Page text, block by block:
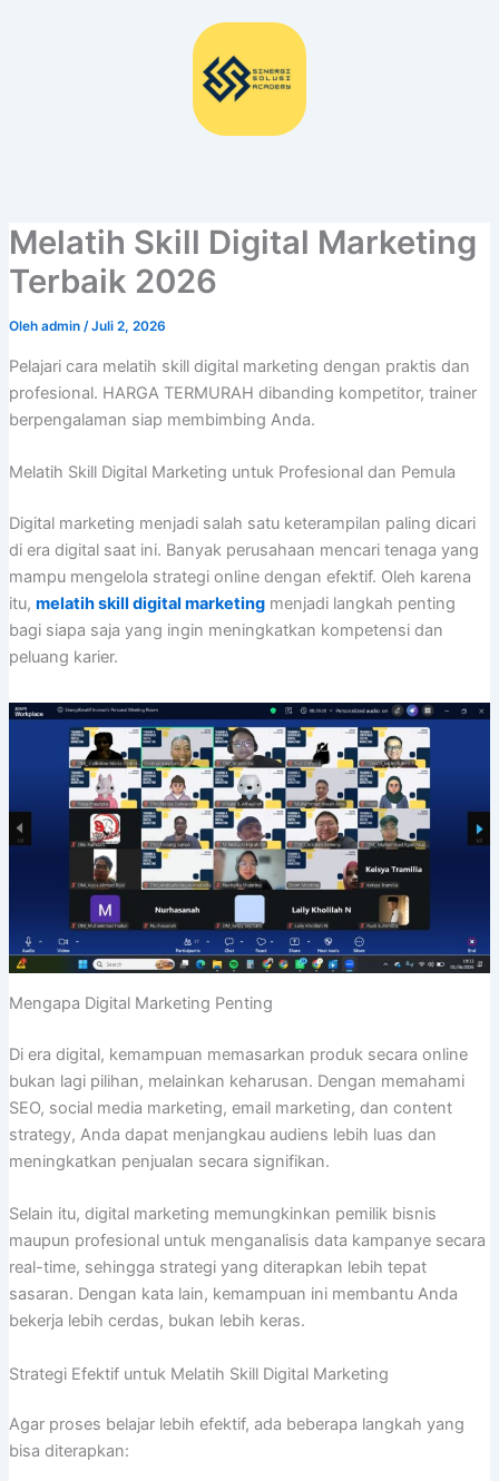
Melatih Skill Digital Marketing
Terbaik 2026
Oleh admin /Juli 2, 2026
Pelajari cara melatih skill digital marketing dengan praktis dan
profesional. HARGA TERMURAH dibanding kompetitor, trainer
berpengalaman siap membimbing Anda.
Melatih Skill Digital Marketing untuk Profesional dan Pemula
Digital marketing menjadi salah satu keterampilan paling dicari
di era digital saat ini. Banyak perusahaan mencari tenaga yang
mampu mengelola strategi online dengan efektif. Oleh karena
itu, melatih skill digital marketingmenjadi langkah penting
bagi siapa saja yang ingin meningkatkan kompetensi dan
peluang karier.
Mengapa Digital Marketing Penting
Di era digital, kemampuan memasarkan produk secara online
bukan lagi pilihan, melainkan keharusan. Dengan memahami
SEO, social media marketing, email marketing, dan content
strategy, Anda dapat menjangkau audiens lebih luas dan
meningkatkan penjualan secara signifikan.
Selain itu, digital marketing memungkinkan pemilik bisnis
maupun profesional untuk menganalisis data kampanye secara
real-time, sehingga strategi yang diterapkan lebih tepat
sasaran. Dengan kata lain, kemampuan ini membantu Anda
bekerja lebih cerdas, bukan lebih keras.
Strategi Efektif untuk Melatih Skill Digital Marketing
Agar proses belajar lebih efektif, ada beberapa langkah yang
bisa diterapkan: